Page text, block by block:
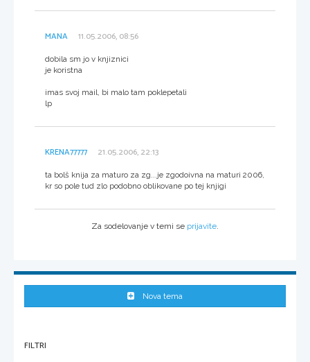
MANA 11.05.2006, 08:56
dobila sm jo v knjiznici
je koristna
imas svoj mail, bi malo tam poklepetali
lp
KRENA77777 21.05.2006, 22:13
ta bolš knija za maturo za zg...je zgodoivna na maturi 2006,
kr so pole tud zlo podobno oblikovane po tej knjigi
Za sodelovanje v temi se prijavite
Nova tema
FILTRI